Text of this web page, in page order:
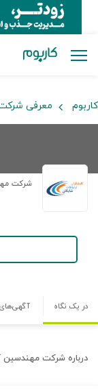
کاربوم معرفی
شرکت
در یک نگاه
درباره شرکت مهندسین